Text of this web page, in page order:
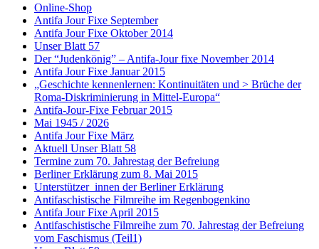
Online-Shop
Antifa Jour Fixe September
Antifa Jour Fixe Oktober 2014
Unser Blatt 57
Der “Judenkönig” – Antifa-Jour fixe November 2014
Antifa Jour Fixe Januar 2015
„Geschichte kennenlernen: Kontinuitäten und > Brüche der
Roma-Diskriminierung in Mittel-Europa“
Antifa-Jour-Fixe Februar 2015
Mai 1945 / 2026
Antifa Jour Fixe März
Aktuell Unser Blatt 58
Termine zum 70. Jahrestag der Befreiung
Berliner Erklärung zum 8. Mai 2015
Unterstützer_innen der Berliner Erklärung
Antifaschistische Filmreihe im Regenbogenkino
Antifa Jour Fixe April 2015
Antifaschistische Filmreihe zum 70. Jahrestag der Befreiung
vom Faschismus (Teil1)